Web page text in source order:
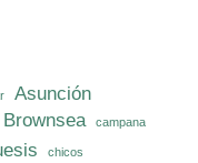
Asunción
Brownsea campana
chicos